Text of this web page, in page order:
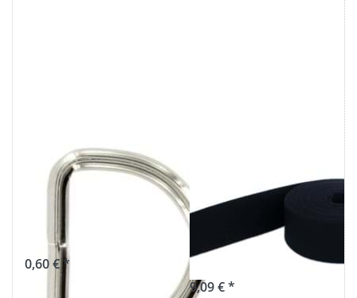
30mm D-Ring
geschweißt aus
- 1 Stück
0,60 € *
Taschenband -
30mm breit -
Farbe:
nachtblau
9,09 € *